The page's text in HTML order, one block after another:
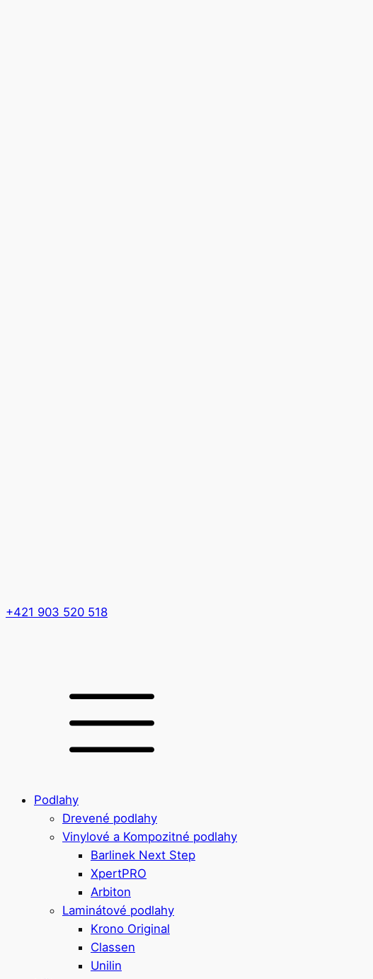
+421 903 520 518
Podlahy
Drevené podlahy
Vinylové a Kompozitné podlahy
Barlinek Next Step
XpertPRO
Arbiton
Laminátové podlahy
Krono Original
Classen
Unilin